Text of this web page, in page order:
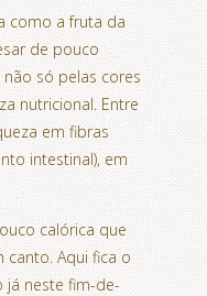
como a fruta da
de pouco
só pelas cores
nutricional. Entre
em fibras
intestinal), em
calórica que
Aqui fica o
já neste fim-de-